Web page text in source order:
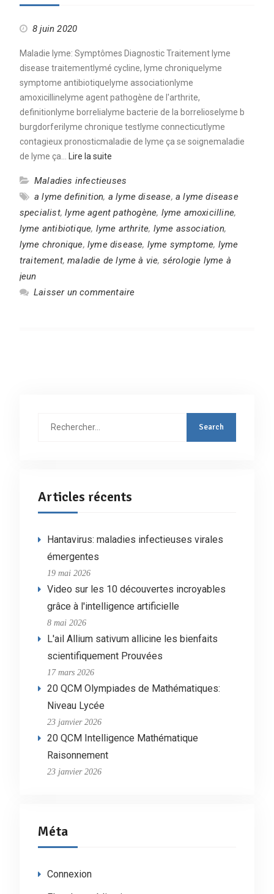
8 juin 2020
Maladie lyme: Symptômes Diagnostic Traitement lyme
disease traitementlymé cycline, lyme chroniquelyme
symptome antibiotiquelyme associationlyme
amoxicillinelyme agent pathogène de l'arthrite,
definitionlyme borrelialyme bacterie de la borrelioselyme b
burgdorferilyme chronique testlyme connecticutlyme
contagieux pronosticmaladie de lyme ça se soignemaladie
de lyme ça…
Lire la suite
Maladies infectieuses
a lyme definition, a lyme disease, a lyme disease
specialist,lyme agent pathogène, lyme amoxicilline,
lyme antibiotique, lyme arthrite, lyme association,
lyme chronique, lyme disease, lyme symptome, lyme
traitement,maladie de lyme à vie, sérologie lyme à
jeun
Laisser un commentaire
Articles récents
Hantavirus: maladies infectieuses virales
émergentes
19 mai 2026
Video sur les 10 découvertes incroyables
grâce à l'intelligence artificielle
8 mai 2026
L'ail Allium sativum allicine les bienfaits
scientifiquement Prouvées
17 mars 2026
20 QCM Olympiades de Mathématiques:
Niveau Lycée
23 janvier 2026
20 QCM Intelligence Mathématique
Raisonnement
23 janvier 2026
Méta
Connexion